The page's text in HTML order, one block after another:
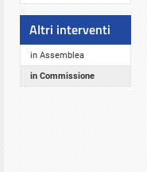
Altri interventi
in Assemblea
in Commissione